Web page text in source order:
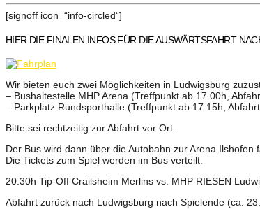
[signoff icon=“info-circled“]
HIER DIE FINALEN INFOS FÜR DIE AUSWÄRTSFAHRT
Wir bieten euch zwei Möglichkeiten in Ludwigsburg
– Bushaltestelle MHP Arena (Treffpunkt ab 17.00h,
– Parkplatz Rundsporthalle (Treffpunkt ab 17.15h,
Bitte sei rechtzeitig zur Abfahrt vor Ort.
Der Bus wird dann über die Autobahn zur Arena Ilshofen
Die Tickets zum Spiel werden im Bus verteilt.
20.30h Tip-Off Crailsheim Merlins vs. MHP RIESEN
Abfahrt zurück nach Ludwigsburg nach Spielende (ca.